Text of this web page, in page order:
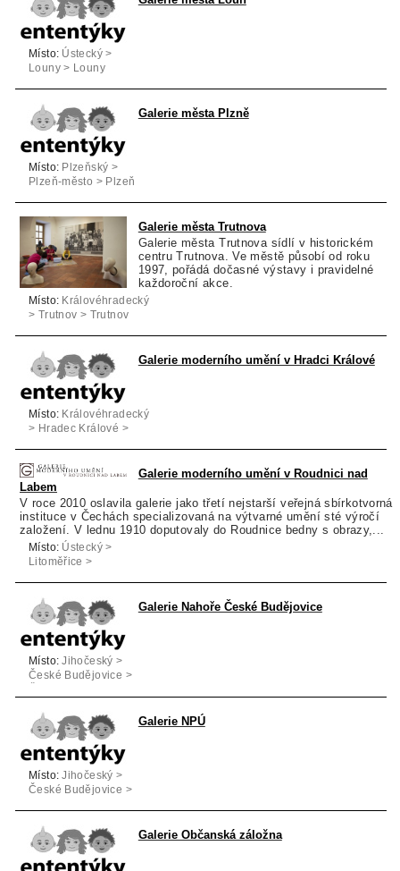
Místo: Ústecký >
Louny > Louny
Galerie města Plzně
Místo: Plzeňský >
Plzeň-město > Plzeň
Galerie města Trutnova
Galerie města Trutnova sídlí v historickém
centru Trutnova. Ve městě působí od roku
1997, pořádá dočasné výstavy i pravidelné
každoroční akce.
Místo: Královéhradecký
> Trutnov > Trutnov
Galerie moderního umění v Hradci Králové
Místo: Královéhradecký
> Hradec Králové >
Galerie moderního umění v Roudnici nad
Labem
V roce 2010 oslavila galerie jako třetí nejstarší veřejná sbírkotvorná
instituce v Čechách specializovaná na výtvarné umění sté výročí
založení. V lednu 1910 doputovaly do Roudnice bedny s obrazy,...
Místo: Ústecký >
Litoměřice >
Galerie Nahoře České Budějovice
Místo: Jihočeský >
České Budějovice >
Galerie NPÚ
Místo: Jihočeský >
České Budějovice >
Galerie Občanská záložna